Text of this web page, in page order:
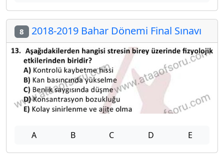
8 2018-2019 Bahar Dönemi Final Sınavı
A B C D E